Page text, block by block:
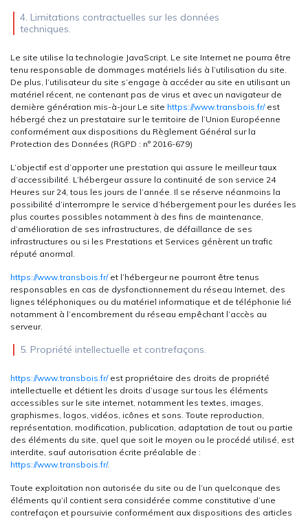
4. Limitations contractuelles sur les données
techniques.
Le site utilise la technologie JavaScript. Le site Internet ne pourra être
tenu responsable de dommages matériels liés à l’utilisation du site.
De plus, l’utilisateur du site s’engage à accéder au site en utilisant un
matériel récent, ne contenant pas de virus et avec un navigateur de
dernière génération mis-à-jour Le site https://www.transbois.fr/est
hébergé chez un prestataire sur le territoire de l’Union Européenne
conformément aux dispositions du Règlement Général sur la
Protection des Données (RGPD : n° 2016-679)
L’objectif est d’apporter une prestation qui assure le meilleur taux
d’accessibilité. L’hébergeur assure la continuité de son service 24
Heures sur 24, tous les jours de l’année. Il se réserve néanmoins la
possibilité d’interrompre le service d’hébergement pour les durées les
plus courtes possibles notamment à des fins de maintenance,
d’amélioration de ses infrastructures, de défaillance de ses
infrastructures ou si les Prestations et Services génèrent un trafic
réputé anormal.
https://www.transbois.fr/et l’hébergeur ne pourront être tenus
responsables en cas de dysfonctionnement du réseau Internet, des
lignes téléphoniques ou du matériel informatique et de téléphonie lié
notamment à l’encombrement du réseau empêchant l’accès au
serveur.
5. Propriété intellectuelle et contrefaçons.
https://www.transbois.fr/est propriétaire des droits de propriété
intellectuelle et détient les droits d’usage sur tous les éléments
accessibles sur le site internet, notamment les textes, images,
graphismes, logos, vidéos, icônes et sons. Toute reproduction,
représentation, modification, publication, adaptation de tout ou partie
des éléments du site, quel que soit le moyen ou le procédé utilisé, est
interdite, sauf autorisation écrite préalable de :
https://www.transbois.fr/.
Toute exploitation non autorisée du site ou de l’un quelconque des
éléments qu’il contient sera considérée comme constitutive d’une
contrefaçon et poursuivie conformément aux dispositions des articles